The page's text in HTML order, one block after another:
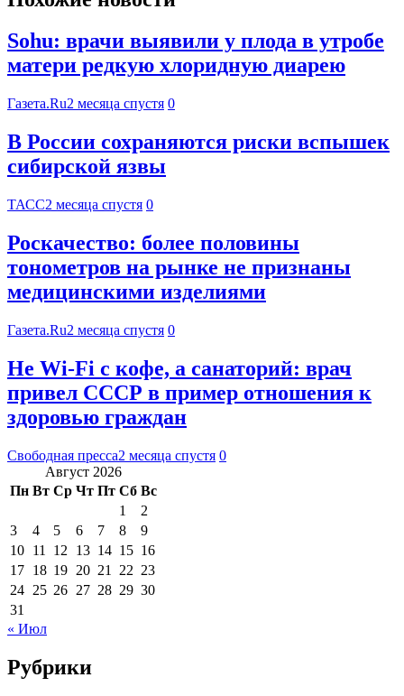
Sohu: врачи выявили у плода в утробе
матери редкую хлоридную диарею
Газета.Ru2 месяца спустя 0
В России сохраняются риски вспышек
сибирской язвы
ТАСС2 месяца спустя 0
Роскачество: более половины
тонометров на рынке не признаны
медицинскими изделиями
Газета.Ru2 месяца спустя 0
Не Wi-Fi с кофе, а санаторий: врач
привел СССР в пример отношения к
здоровью граждан
Свободная пресса2 месяца спустя 0
Август 2026
Пн Вт Ср Чт Пт Сб Вс
1
2
3
4 5 6 7 8
9
10 11 12 13 14 15 16
17 18 19 20 21 22 23
24 25 26 27 28 29 30
31
« Июл
Рубрики